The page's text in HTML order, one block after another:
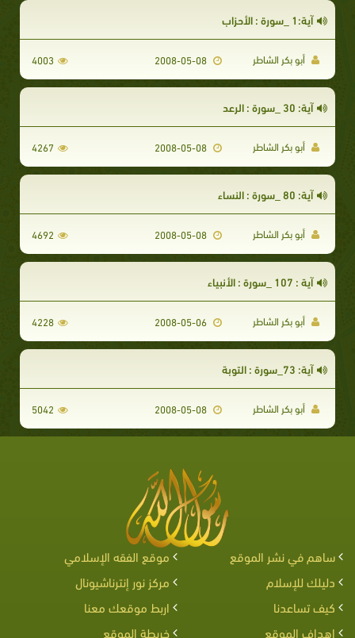
آية:1 _سورة : الأحزاب
أبو بكر الشاطر 2008-05-08
4003
آية: 30 _سورة : الرعد
أبو بكر الشاطر 2008-05-08
4267
آية: 80 _سورة : النساء
أبو بكر الشاطر 2008-05-08
4692
آية : 107 _سورة : الأنبياء
أبو بكر الشاطر 2008-05-06
4228
آية: 73_سورة : التوبة
أبو بكر الشاطر 2008-05-08
5042
ساهم في نشر الموقع
موقع الفقه الإسلامي
دليلك للإسلام
مركز نور إنترناشيونال
كيف تساعدنا
اربط موقعك معنا
اهداف الموقع
خريطة الموقع